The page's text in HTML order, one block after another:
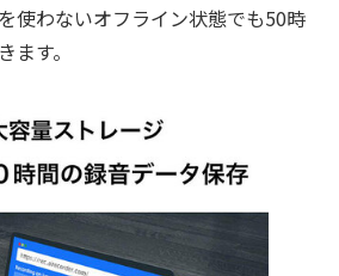
使わないオフライン状態でも50時
ます。